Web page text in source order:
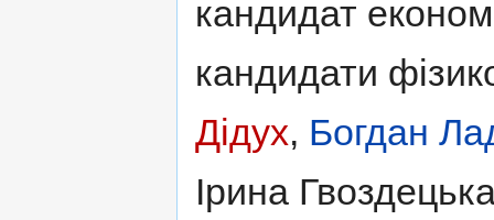
кандидат
кандидати
Дідух, Богдан
Ірина